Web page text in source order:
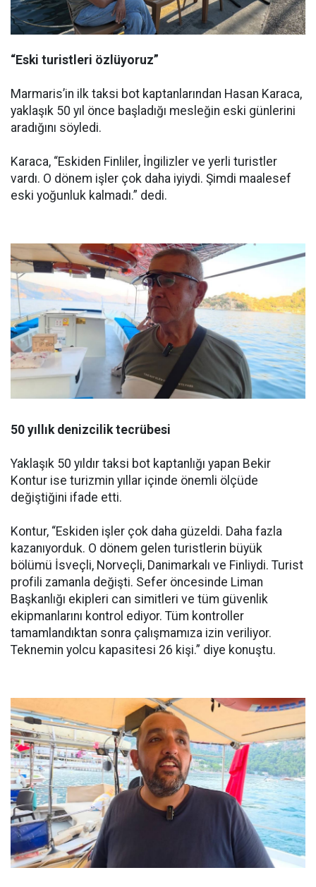
“Eski turistleri özlüyoruz”
Marmaris’in ilk taksi bot kaptanlarından Hasan Karaca,
yaklaşık 50 yıl önce başladığı mesleğin eski günlerini
aradığını söyledi.
Karaca, “Eskiden Finliler, İngilizler ve yerli turistler
vardı. O dönem işler çok daha iyiydi. Şimdi maalesef
eski yoğunluk kalmadı.” dedi.
50 yıllık denizcilik tecrübesi
Yaklaşık 50 yıldır taksi bot kaptanlığı yapan Bekir
Kontur ise turizmin yıllar içinde önemli ölçüde
değiştiğini ifade etti.
Kontur, “Eskiden işler çok daha güzeldi. Daha fazla
kazanıyorduk. O dönem gelen turistlerin büyük
bölümü İsveçli, Norveçli, Danimarkalı ve Finliydi. Turist
profili zamanla değişti. Sefer öncesinde Liman
Başkanlığı ekipleri can simitleri ve tüm güvenlik
ekipmanlarını kontrol ediyor. Tüm kontroller
tamamlandıktan sonra çalışmamıza izin veriliyor.
Teknemin yolcu kapasitesi 26 kişi.” diye konuştu.